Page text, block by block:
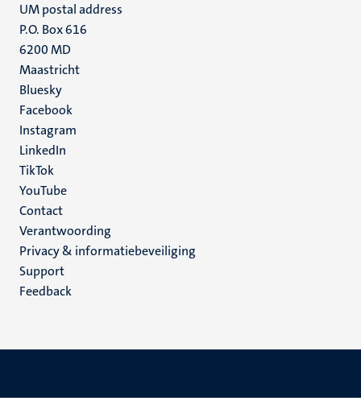
UM postal address
P.O. Box 616
6200 MD
Maastricht
Social
media
Bluesky
Facebook
Instagram
LinkedIn
TikTok
YouTube
Menu
footer
(NL)
Contact
Verantwoording
Privacy & informatiebeveiliging
Support
Feedback